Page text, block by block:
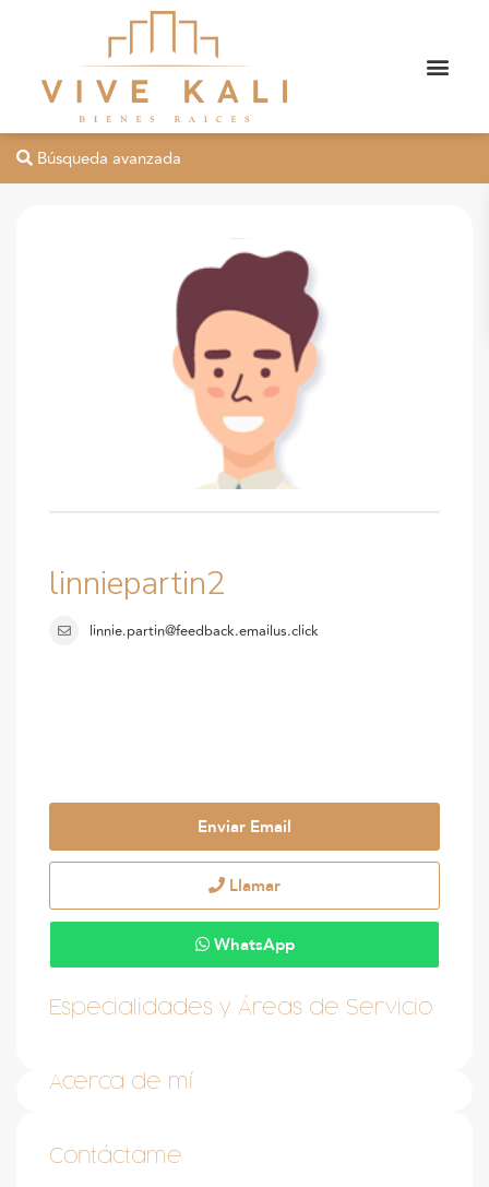
Búsqueda avanzada
linniepartin2
linnie.partin@feedback.emailus.click
Enviar Email
Llamar
WhatsApp
Especialidades y Áreas de Servicio
Acerca de mí
Contáctame